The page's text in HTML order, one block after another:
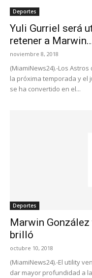
Deportes
Yuli Gurriel será
retener a
noviembre 8, 2018
(MiamiNews24).-Los
la próxima temporada y el
se ha convertido en el...
Deportes
Marwin
brilló
octubre 10, 2018
(MiamiNews24).-El utility
dar mayor profundidad a